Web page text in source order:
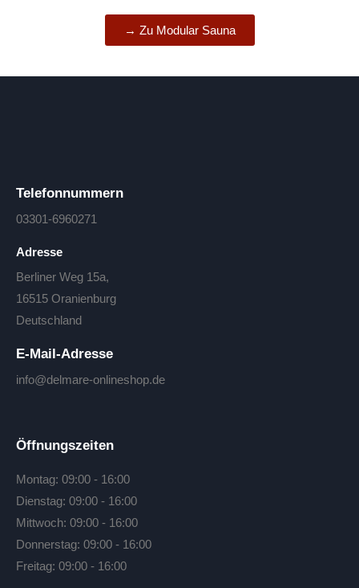
→ Zu Modular Sauna
Telefonnummern
03301-6960271
Adresse
Berliner Weg 15a,
16515 Oranienburg
Deutschland
E-Mail-Adresse
info@delmare-onlineshop.de
Öffnungszeiten
Montag: 09:00 - 16:00
Dienstag: 09:00 - 16:00
Mittwoch: 09:00 - 16:00
Donnerstag: 09:00 - 16:00
Freitag: 09:00 - 16:00